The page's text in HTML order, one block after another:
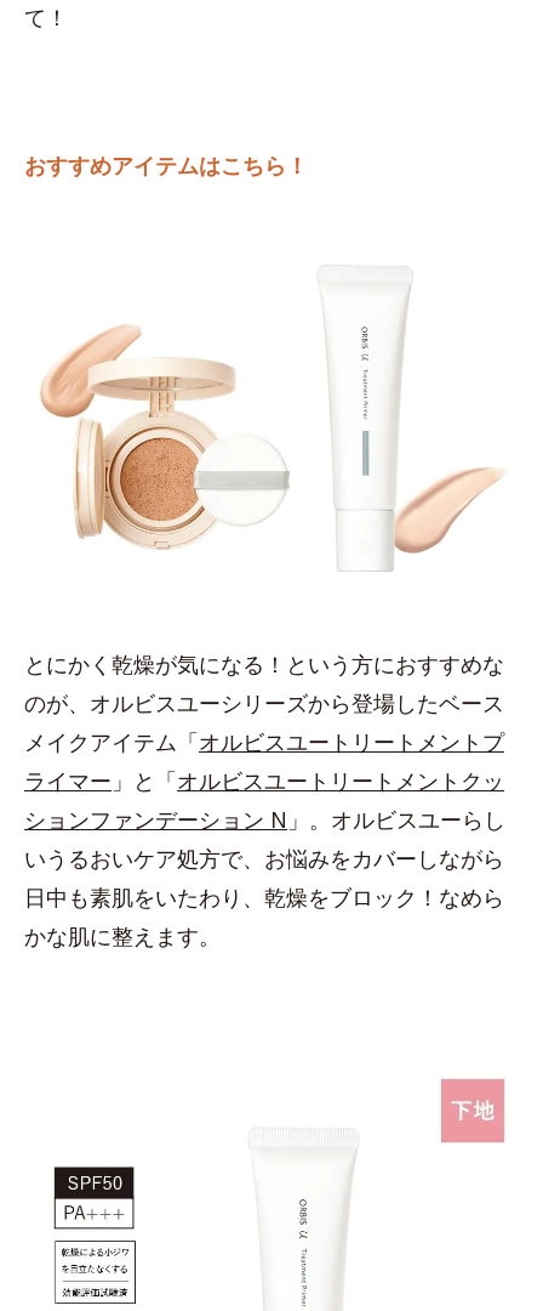
て！
おすすめアイテムはこちら！
とにかく乾燥が気になる！という方におすすめな
のが、オルビスユーシリーズから登場したベース
メイクアイテム「オルビスユートリートメントプ
ライマー 」と「オルビスユートリートメントクッ
ションファンデーション N 」。オルビスユーらし
いうるおいケア処方で、お悩みをカバーしながら
日中も素肌をいたわり、乾燥をブロック！なめら
かな肌に整えます。